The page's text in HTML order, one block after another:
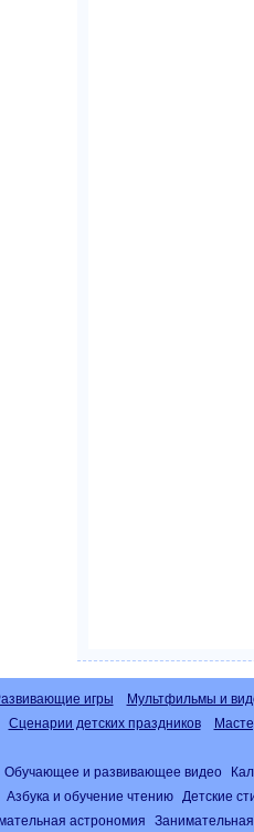
игры Мультфильмы и
Сценарии детских праздников
Обучающее и развивающее видео
Азбука и обучение чтению Детские
астрономия